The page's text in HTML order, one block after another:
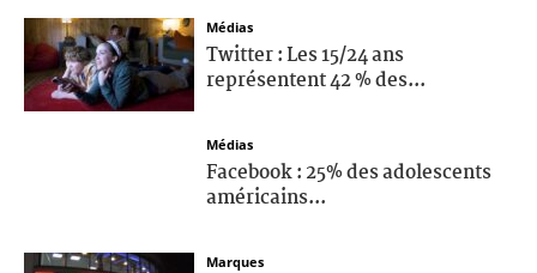
Médias
Twitter : Les 15/24 ans
représentent 42 % des...
Médias
Facebook : 25% des adolescents
américains...
Marques